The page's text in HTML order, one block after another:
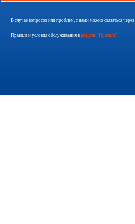
В случае вопросов или проблем, с нами можно связаться через
Правила и условия обслуживания в разделе "Правила"